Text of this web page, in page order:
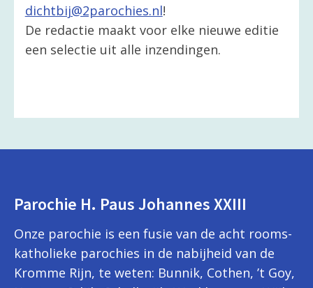
dichtbij@2parochies.nl!
De redactie maakt voor elke nieuwe editie
een selectie uit alle inzendingen.
Parochie H. Paus Johannes XXIII
Onze parochie is een fusie van de acht rooms-
katholieke parochies in de nabijheid van de
Kromme Rijn, te weten: Bunnik, Cothen, ’t Goy,